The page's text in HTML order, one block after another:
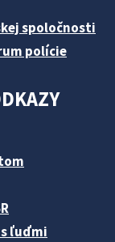
spoločnosti
polície
ľuďmi